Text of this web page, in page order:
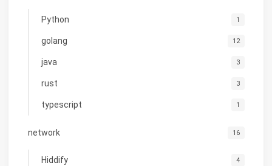
Python 1
golang 12
java 3
rust 3
typescript 1
network 16
Hiddify 4